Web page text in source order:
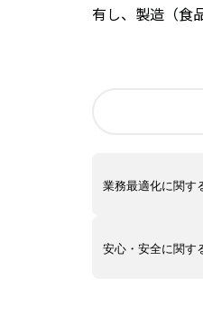
有し、製造（食
業務最適化に関す
安心・安全に関す